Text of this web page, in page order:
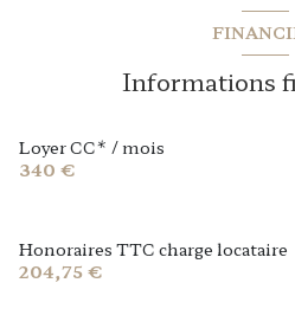
Informations
Loyer CC* / mois
340 €
Honoraires TTC charge locataire
204,75 €